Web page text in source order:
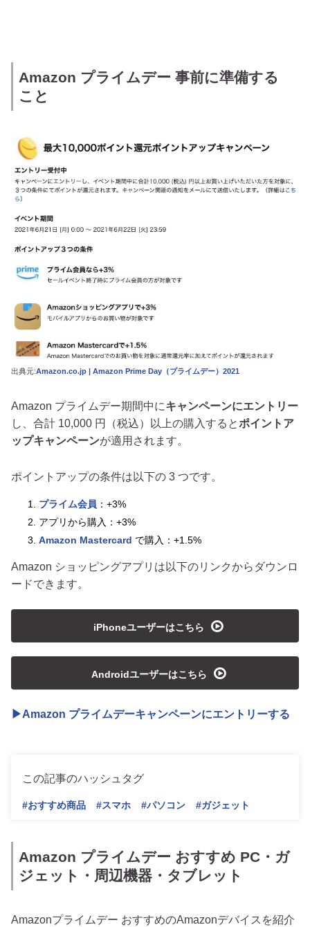
Amazon プライムデー 事前に準備する
こと
出典元:Amazon.co.jp | Amazon Prime Day（プライムデー）2021
Amazon プライムデー期間中にキャンペーンにエントリー
し、合計 10,000 円（税込）以上の購入するとポイントア
ップキャンペーンが適用されます。
ポイントアップの条件は以下の 3 つです。
プライム会員 ：+3%
アプリから購入：+3%
Amazon Mastercard で購入：+1.5%
Amazon ショッピングアプリは以下のリンクからダウンロ
ードできます。
iPhoneユーザーはこちら playmedia
Androidユーザーはこちら playmedia
▶Amazon プライムデーキャンペーンにエントリーする
この記事のハッシュタグ
#おすすめ商品 #スマホ #パソコン #ガジェット
Amazon プライムデー おすすめ PC・ガ
ジェット・周辺機器・タブレット
Amazonプライムデー おすすめのAmazonデバイスを紹介